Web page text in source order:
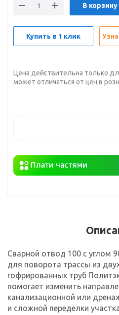
В корзину
Купить в 1 клик
Цена действительна только
может отличаться от цен в
Сварной отвод 100 с углом
для поворота трассы из
гофрированных труб
помогает изменить
канализационной или
и сложной переделки